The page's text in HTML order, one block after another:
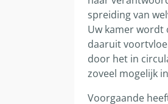
spreiding van
Uw kamer wordt
daaruit
door het in
zoveel mogelijk
Voorgaande